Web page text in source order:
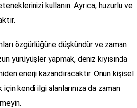
kullanın. Ayrıca, huzurlu ve
özgürlüğüne düşkündür ve zaman
yürüyüşler yapmak, deniz kıyısında
enerji kazandıracaktır. Onun kişisel
kendi ilgi alanlarınıza da zaman